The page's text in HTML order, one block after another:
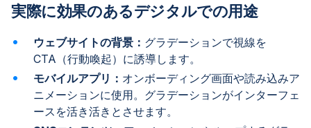
実際に効果のあるデジタルでの用途
ウェブサイトの背景： グラデーションで視線を
CTA（行動喚起）に誘導します。
モバイルアプリ： オンボーディング画面や読み込みア
ニメーションに使用。グラデーションがインターフェ
ースを活き活きとさせます。